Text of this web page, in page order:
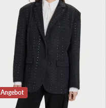
Angebot